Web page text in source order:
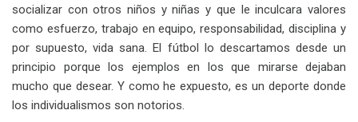
socializar con otros niños y niñas y que le inculcara valores
como esfuerzo, trabajo en equipo, responsabilidad, disciplina y
por supuesto, vida sana. El fútbol lo descartamos desde un
principio porque los ejemplos en los que mirarse dejaban
mucho que desear. Y como he expuesto, es un deporte donde
los individualismos son notorios.